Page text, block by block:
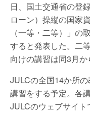
日、国土交通省の登
ローン）操縦の国家
（一等・二等）」の
すると発表した。二
向けの講習は同3月か
JULCの全国14か所
講習をする予定。各
JULCのウェブサイト